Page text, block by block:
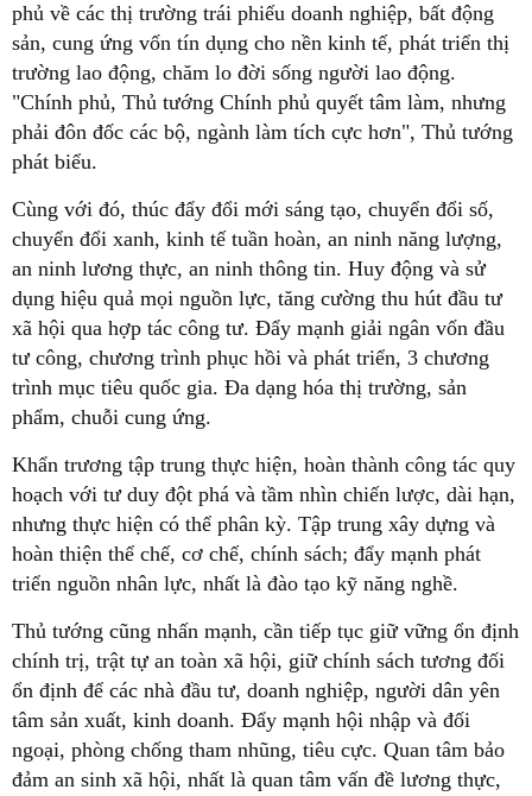
phủ về các thị trường trái phiếu doanh nghiệp, bất động
sản, cung ứng vốn tín dụng cho nền kinh tế, phát triển thị
trường lao động, chăm lo đời sống người lao động.
"Chính phủ, Thủ tướng Chính phủ quyết tâm làm, nhưng
phải đôn đốc các bộ, ngành làm tích cực hơn", Thủ tướng
phát biểu.
Cùng với đó, thúc đẩy đổi mới sáng tạo, chuyển đổi số,
chuyển đổi xanh, kinh tế tuần hoàn, an ninh năng lượng,
an ninh lương thực, an ninh thông tin. Huy động và sử
dụng hiệu quả mọi nguồn lực, tăng cường thu hút đầu tư
xã hội qua hợp tác công tư. Đẩy mạnh giải ngân vốn đầu
tư công, chương trình phục hồi và phát triển, 3 chương
trình mục tiêu quốc gia. Đa dạng hóa thị trường, sản
phẩm, chuỗi cung ứng.
Khẩn trương tập trung thực hiện, hoàn thành công tác quy
hoạch với tư duy đột phá và tầm nhìn chiến lược, dài hạn,
nhưng thực hiện có thể phân kỳ. Tập trung xây dựng và
hoàn thiện thể chế, cơ chế, chính sách; đẩy mạnh phát
triển nguồn nhân lực, nhất là đào tạo kỹ năng nghề.
Thủ tướng cũng nhấn mạnh, cần tiếp tục giữ vững ổn định
chính trị, trật tự an toàn xã hội, giữ chính sách tương đối
ổn định để các nhà đầu tư, doanh nghiệp, người dân yên
tâm sản xuất, kinh doanh. Đẩy mạnh hội nhập và đối
ngoại, phòng chống tham nhũng, tiêu cực. Quan tâm bảo
đảm an sinh xã hội, nhất là quan tâm vấn đề lương thực,